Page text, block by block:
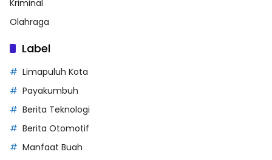
Kriminal
Olahraga
Label
Limapuluh Kota
Payakumbuh
Berita Teknologi
Berita Otomotif
Manfaat Buah